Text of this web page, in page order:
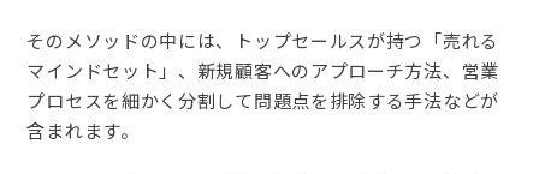
そのメソッドの中には、トップセールスが持つ「売れる
マインドセット」、新規顧客へのアプローチ方法、営業
プロセスを細かく分割して問題点を排除する手法などが
含まれます。